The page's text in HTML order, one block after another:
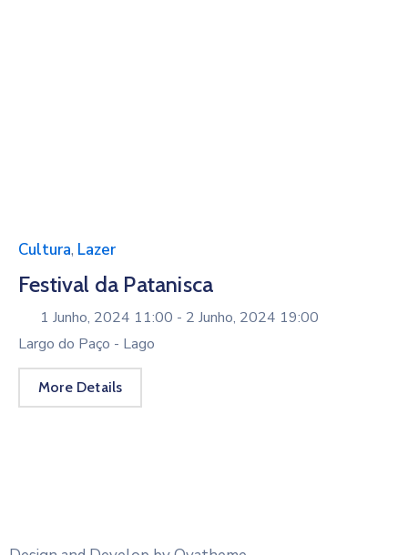
Cultura, Lazer
Festival da Patanisca
1 Junho, 2024 11:00 - 2 Junho, 2024 19:00
Largo do Paço - Lago
More Details